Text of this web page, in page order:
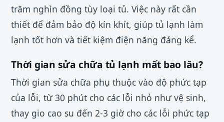
trăm nghìn đồng tùy loại tủ. Việc này rất cần
thiết để đảm bảo độ kín khít, giúp tủ lạnh làm
lạnh tốt hơn và tiết kiệm điện năng đáng kể.
Thời gian sửa chữa tủ lạnh mất bao lâu?
Thời gian sửa chữa phụ thuộc vào độ phức tạp
của lỗi, từ 30 phút cho các lỗi nhỏ như vệ sinh,
thay gio cao su đến 2-3 giờ cho các lỗi phức tạp